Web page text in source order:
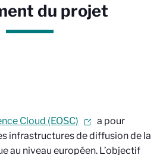
du projet
Cloud (EOSC)
a pour
infrastructures de diffusion de la
au niveau européen. L’objectif